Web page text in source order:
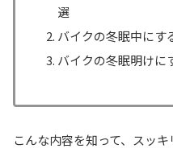
選
バイクの冬眠中に
バイクの冬眠明け
こんな内容を知って、スッキ